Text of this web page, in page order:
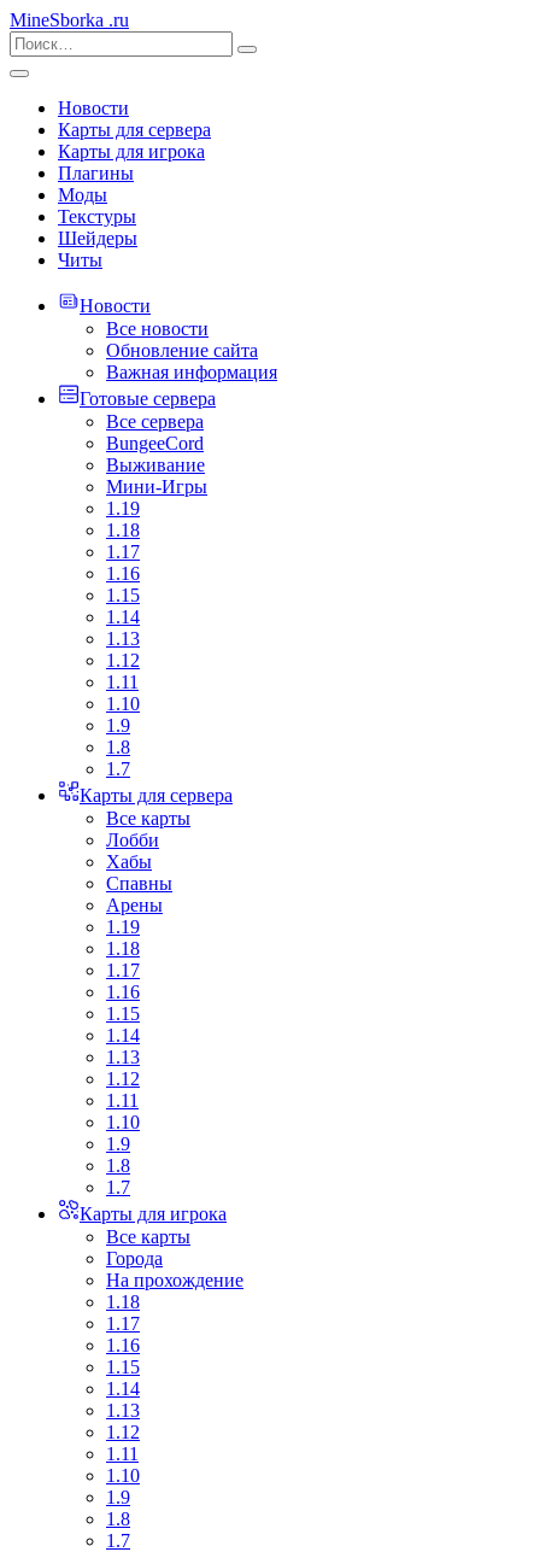
MineSborka .ru
Новости
Карты для сервера
Карты для игрока
Плагины
Моды
Текстуры
Шейдеры
Читы
Новости
Все новости
Обновление сайта
Важная информация
Готовые сервера
Все сервера
BungeeCord
Выживание
Мини-Игры
1.19
1.18
1.17
1.16
1.15
1.14
1.13
1.12
1.11
1.10
1.9
1.8
1.7
Карты для сервера
Все карты
Лобби
Хабы
Спавны
Арены
1.19
1.18
1.17
1.16
1.15
1.14
1.13
1.12
1.11
1.10
1.9
1.8
1.7
Карты для игрока
Все карты
Города
На прохождение
1.18
1.17
1.16
1.15
1.14
1.13
1.12
1.11
1.10
1.9
1.8
1.7